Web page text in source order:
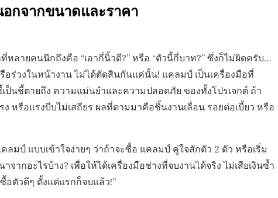
กจากขนาดและราคา
หลายคนนึกถึงคือ “เอากี่นิ้วดี?” หรือ “ตัวนี้กี่บาท?” ซึ่งก็ไม่ผิดครับ…
อร่วงในหน้างาน ไม่ได้ตัดสินกันแค่นั้น! แคลมป์ เป็นเครื่องมือที่
ป็นชี้ตายถึง ความแม่นยำและความปลอดภัย ของทั้งโปรเจกต์ ถ้า
หรือแรงบีบไม่เสถียร ผลที่ตามมาคือชิ้นงานเลื่อน รอยต่อเบี้ยว หรือ
ลมป์ แบบเข้าใจง่ายๆ ว่าถ้าจะซื้อ แคลมป์ คู่ใจสักตัว 2 ตัว หรือเริ่ม
ากอะไรบ้าง? เพื่อให้ได้เครื่องมือช่างที่จบงานได้จริง ไม่เสียเงินซ้ำ
อตัวดีๆ ตั้งแต่แรกก็จบแล้ว!”